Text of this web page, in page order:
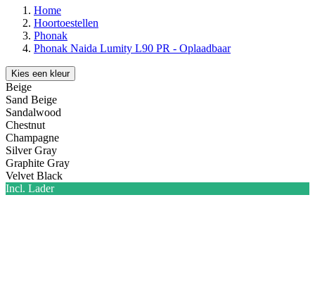
Home
Hoortoestellen
Phonak
Phonak Naida Lumity L90 PR - Oplaadbaar
Kies een kleur
Beige
Sand Beige
Sandalwood
Chestnut
Champagne
Silver Gray
Graphite Gray
Velvet Black
Incl. Lader